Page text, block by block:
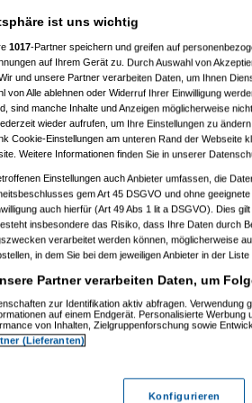
Re(15): Men in Black um £12.33
Re(16): Men in Black um
Re(17): Men in Black um
Re(18): Men in Black
Re(19): Men in Black
Re(20): Men in
Re(21): Men in
Re(22): Men
Re(23):
ihr schon?( bröslam 15.05.2008, 18:06:08)
habt ihr schon?
ducduc
hd-dvds habt ihr schon?(bröslam 15.05.2008,
am
hd-dvds habt ihr schon?(hackenbusham
blus/hd-dvds habt ihr schon?(ducducam
blus/hd-dvds habt ihr schon?(hackenbusham
blus/hd-dvds habt ihr schon?
habt ihr schon?
hd-dvds habt ihr schon?
("without"am
ist uns wichtig
1017-Partner speichern und greifen auf
auf Ihrem Gerät zu. Durch Auswahl von
und unsere Partner verarbeiten Daten, um Ihnen
von Alle ablehnen oder Widerruf Ihrer Einwilligung
sind manche Inhalte und Anzeigen möglicherweise
wieder aufrufen, um Ihre Einstellungen zu
Cookie-Einstellungen am unteren Rand der Webseite
Weitere Informationen finden Sie in unserer
Einstellungen auch Anbieter umfassen, die
gem Art 45 DSGVO und ohne
auch hierfür (Art 49 Abs 1 lit a DSGVO). Dies
insbesondere das Risiko, dass Ihre Daten durch
verarbeitet werden können, möglicherweise
in dem Sie bei dem jeweiligen Anbieter in der
Partner verarbeiten Daten, um
zur Identifikation aktiv abfragen. Verwendung
auf einem Endgerät. Personalisierte Werbung
von Inhalten, Zielgruppenforschung sowie
(Lieferanten)
Konfigurieren